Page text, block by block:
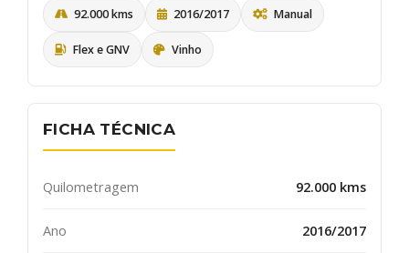
92.000 kms 2016/2017 Manual
Flex e GNV Vinho
FICHA TÉCNICA
Quilometragem 92.000 kms
Ano 2016/2017
Quero receber uma cópia desta mensagem